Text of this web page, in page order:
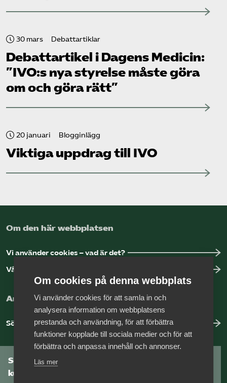
30 mars Debattartiklar
Debattartikel i Dagens Medicin:
”IVO:s nya styrelse måste göra
om och göra rätt”
20 januari Blogginlägg
Viktiga uppdrag till IVO
Om den här webbplatsen
Vi använder cookies – vad är det?
Vår dataskyddspolicy
Arbeta hos Vårdföretagarna?
Sök jobb hos oss
Som medlem har du tillgång till vår digitala
kunskapsbank
Om cookies på denna webbplats
Vi använder cookies för att samla in och
analysera information om webbplatsens
prestanda och användning, för att förbättra
funktioner kopplade till sociala medier och för att
förbättra och anpassa innehåll och annonser.
Läs mer